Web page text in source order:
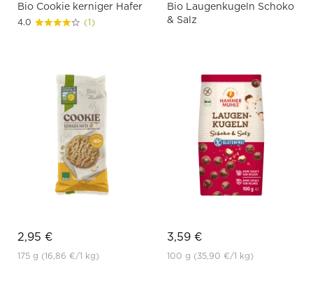
Bio Cookie kerniger Hafer
4.0 (1)
2,95 €
175 g (16,86 €/1 kg)
Bio Laugenkugeln Schoko
& Salz
3,59 €
100 g (35,90 €/1 kg)